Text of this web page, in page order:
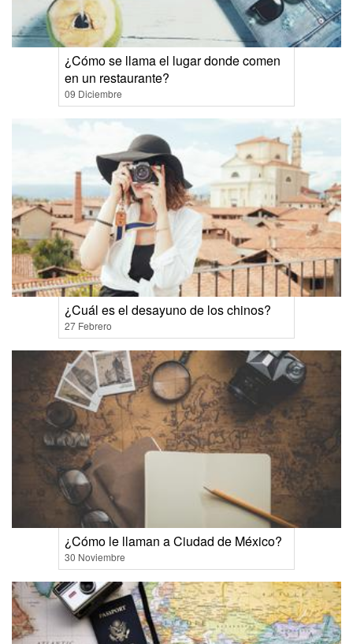
¿Cómo se llama el lugar donde comen
en un restaurante?
09 Diciembre
¿Cuál es el desayuno de los chinos?
27 Febrero
¿Cómo le llaman a Ciudad de México?
30 Noviembre